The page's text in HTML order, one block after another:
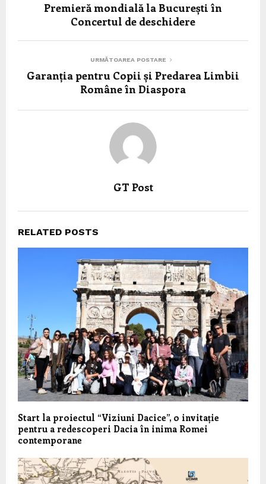
Premieră mondială la București în
Concertul de deschidere
URMĂTOAREA POSTARE
Garanția pentru Copii și Predarea Limbii
Române în Diaspora
GT Post
RELATED POSTS
Start la proiectul “Viziuni Dacice”, o invitație
pentru a redescoperi Dacia în inima Romei
contemporane